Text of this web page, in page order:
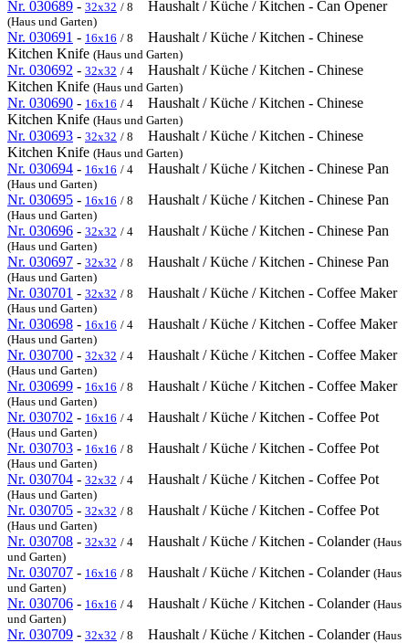
Nr. 030689 - 32x32 / 8 Haushalt / Küche / Kitchen - Can Opener
(Haus und Garten)
Nr. 030691 - 16x16 / 8
Haushalt / Küche / Kitchen - Chinese
Kitchen Knife (Haus und Garten)
Nr. 030692 - 32x32 / 4
Haushalt / Küche / Kitchen - Chinese
Kitchen Knife (Haus und Garten)
Nr. 030690 - 16x16 / 4
Haushalt / Küche / Kitchen - Chinese
Kitchen Knife (Haus und Garten)
Nr. 030693 - 32x32 / 8
Haushalt / Küche / Kitchen - Chinese
Kitchen Knife (Haus und Garten)
Nr. 030694 - 16x16 / 4 Haushalt / Küche / Kitchen - Chinese Pan
(Haus und Garten)
Nr. 030695 - 16x16 / 8 Haushalt / Küche / Kitchen - Chinese Pan
(Haus und Garten)
Nr. 030696 - 32x32 / 4 Haushalt / Küche / Kitchen - Chinese Pan
(Haus und Garten)
Nr. 030697 - 32x32 / 8 Haushalt / Küche / Kitchen - Chinese Pan
(Haus und Garten)
Nr. 030701 - 32x32 / 8 Haushalt / Küche / Kitchen - Coffee Maker
(Haus und Garten)
Nr. 030698 - 16x16 / 4 Haushalt / Küche / Kitchen - Coffee Maker
(Haus und Garten)
Nr. 030700 - 32x32 / 4 Haushalt / Küche / Kitchen - Coffee Maker
(Haus und Garten)
Nr. 030699 - 16x16 / 8 Haushalt / Küche / Kitchen - Coffee Maker
(Haus und Garten)
Nr. 030702 - 16x16 / 4 Haushalt / Küche / Kitchen - Coffee Pot
(Haus und Garten)
Nr. 030703 - 16x16 / 8 Haushalt / Küche / Kitchen - Coffee Pot
(Haus und Garten)
Nr. 030704 - 32x32 / 4 Haushalt / Küche / Kitchen - Coffee Pot
(Haus und Garten)
Nr. 030705 - 32x32 / 8 Haushalt / Küche / Kitchen - Coffee Pot
(Haus und Garten)
Nr. 030708 - 32x32 / 4 Haushalt / Küche / Kitchen - Colander (Haus
und Garten)
Nr. 030707 - 16x16 / 8 Haushalt / Küche / Kitchen - Colander (Haus
und Garten)
Nr. 030706 - 16x16 / 4 Haushalt / Küche / Kitchen - Colander (Haus
und Garten)
Nr. 030709 - 32x32 / 8 Haushalt / Küche / Kitchen - Colander (Haus